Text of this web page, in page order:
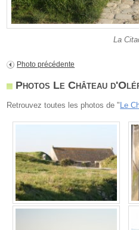
La
Photo précédente
Photos Le Château
Retrouvez toutes les photos de " Le